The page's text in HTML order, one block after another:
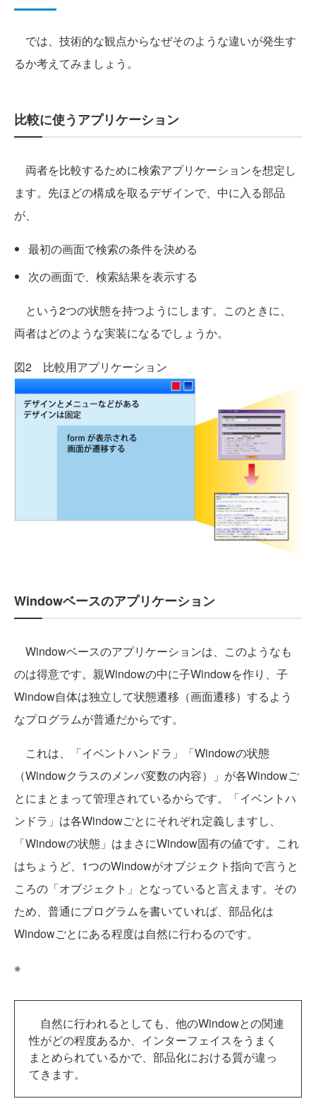
では、技術的な観点からなぜそのような違いが発生す
るか考えてみましょう。
比較に使うアプリケーション
両者を比較するために検索アプリケーションを想定し
ます。先ほどの構成を取るデザインで、中に入る部品
が、
最初の画面で検索の条件を決める
次の画面で、検索結果を表示する
という2つの状態を持つようにします。このときに、
両者はどのような実装になるでしょうか。
図2 比較用アプリケーション
Windowベースのアプリケーション
Windowベースのアプリケーションは、このようなも
のは得意です。親Windowの中に子Windowを作り、子
Window自体は独立して状態遷移（画面遷移）するよう
なプログラムが普通だからです。
これは、「イベントハンドラ」「Windowの状態
（Windowクラスのメンバ変数の内容）」が各Windowご
とにまとまって管理されているからです。「イベントハ
ンドラ」は各Windowごとにそれぞれ定義しますし、
「Windowの状態」はまさにWindow固有の値です。これ
はちょうど、1つのWindowがオブジェクト指向で言うと
ころの「オブジェクト」となっていると言えます。その
ため、普通にプログラムを書いていれば、部品化は
Windowごとにある程度は自然に行わるのです。
※
自然に行われるとしても、他のWindowとの関連
性がどの程度あるか、インターフェイスをうまく
まとめられているかで、部品化における質が違っ
てきます。